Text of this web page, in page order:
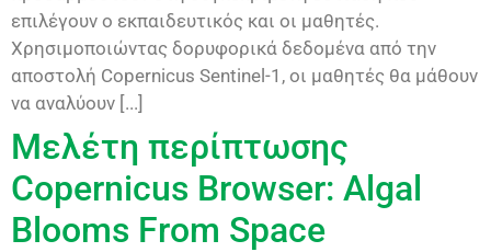
επιλέγουν ο εκπαιδευτικός και οι μαθητές.
Χρησιμοποιώντας δορυφορικά δεδομένα από την
αποστολή Copernicus Sentinel-1, οι μαθητές θα μάθουν
να αναλύουν [...]
Μελέτη περίπτωσης
Copernicus Browser: Algal
Blooms From Space